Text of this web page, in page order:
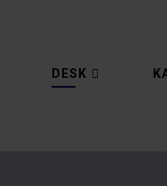
DESK